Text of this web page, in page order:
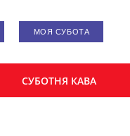
МОЯ СУБОТА
СУБОТНЯ КАВА